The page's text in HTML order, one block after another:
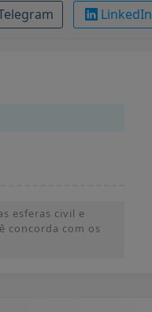
LinkedIn
esferas civil e
concorda com os